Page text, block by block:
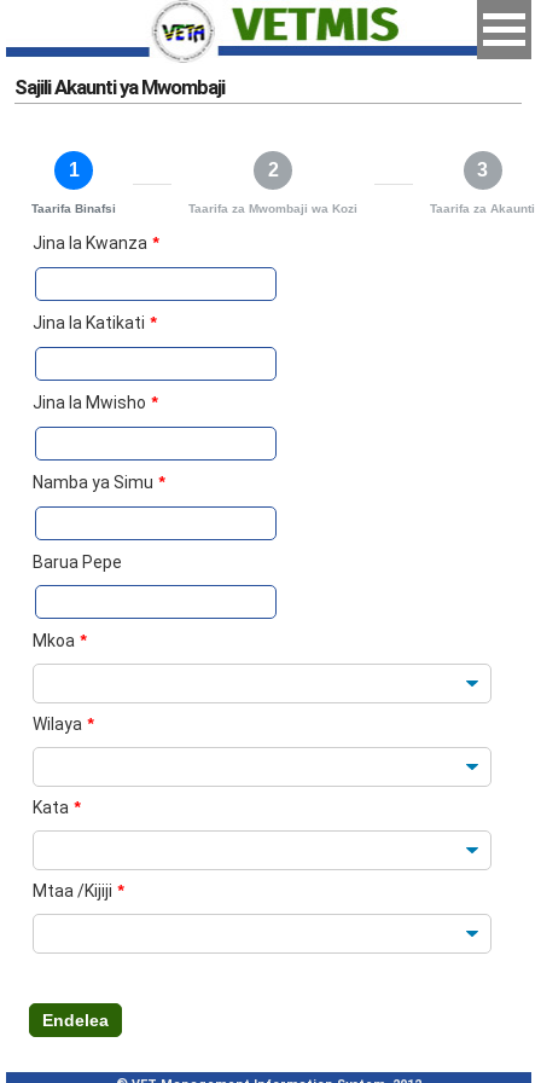
Sajili Akaunti ya Mwombaji
1
Taarifa Binafsi
2
Taarifa za Mwombaji wa Kozi
3
Taarifa za Akaunti
Jina la Kwanza *
Jina la Katikati *
Jina la Mwisho *
Namba ya Simu *
Barua Pepe
Mkoa *
Wilaya *
Kata *
Mtaa /Kijiji *